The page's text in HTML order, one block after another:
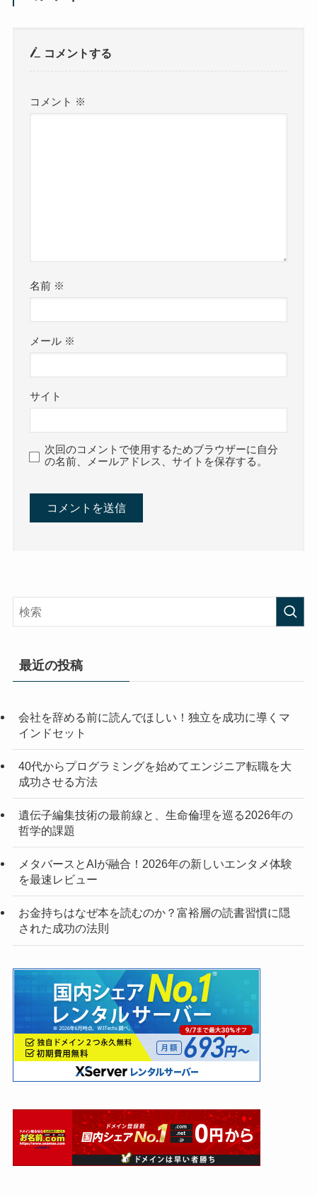
コメントする
コメント ※
名前 ※
メール ※
サイト
次回のコメントで使用するためブラウザーに自分
の名前、メールアドレス、サイトを保存する。
最近の投稿
会社を辞める前に読んでほしい！独立を成功に導くマ
インドセット
40代からプログラミングを始めてエンジニア転職を大
成功させる方法
遺伝子編集技術の最前線と、生命倫理を巡る2026年の
哲学的課題
メタバースとAIが融合！2026年の新しいエンタメ体験
を最速レビュー
お金持ちはなぜ本を読むのか？富裕層の読書習慣に隠
された成功の法則